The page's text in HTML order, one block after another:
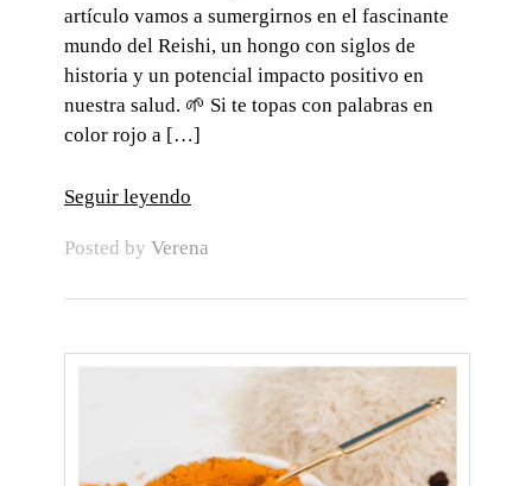
artículo vamos a sumergirnos en el fascinante
mundo del Reishi, un hongo con siglos de
historia y un potencial impacto positivo en
nuestra salud. 🌱 Si te topas con palabras en
color rojo a […]
Seguir leyendo
Posted by Verena